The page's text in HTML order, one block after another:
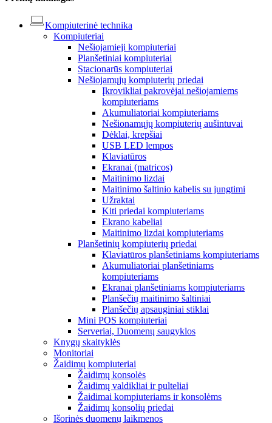
Kompiuterinė technika
Kompiuteriai
Nešiojamieji kompiuteriai
Planšetiniai kompiuteriai
Stacionarūs kompiuteriai
Nešiojamųjų kompiuterių priedai
Įkrovikliai pakrovėjai nešiojamiems
kompiuteriams
Akumuliatoriai kompiuteriams
Nešionamųjų kompiuterių aušintuvai
Dėklai, krepšiai
USB LED lempos
Klaviatūros
Ekranai (matricos)
Maitinimo lizdai
Maitinimo šaltinio kabelis su jungtimi
Užraktai
Kiti priedai kompiuteriams
Ekrano kabeliai
Maitinimo lizdai kompiuteriams
Planšetinių kompiuterių priedai
Klaviatūros planšetiniams kompiuteriams
Akumuliatoriai planšetiniams
kompiuteriams
Ekranai planšetiniams kompiuteriams
Planšečių maitinimo šaltiniai
Planšečių apsauginiai stiklai
Mini POS kompiuteriai
Serveriai, Duomenų saugyklos
Knygų skaityklės
Monitoriai
Žaidimų kompiuteriai
Žaidimų konsolės
Žaidimų valdikliai ir pulteliai
Žaidimai kompiuteriams ir konsolėms
Žaidimų konsolių priedai
Išorinės duomenų laikmenos